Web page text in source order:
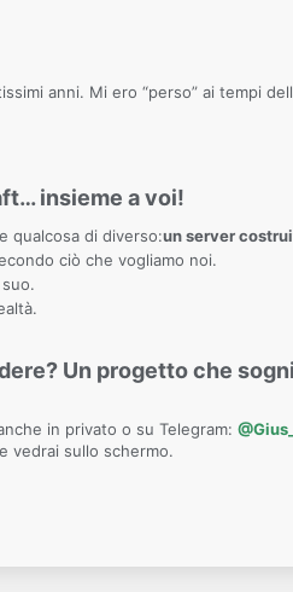
anni. Mi ero “perso” ai tempi
insieme a voi!
qualcosa di diverso:un server
ciò che vogliamo noi.
Un progetto che
in privato o su Telegram:
vedrai sullo schermo.